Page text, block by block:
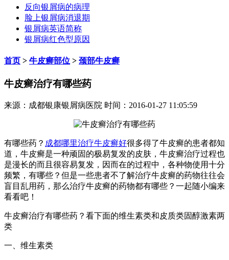
反向银屑病的病理
脸上银屑病消退期
银屑病英语简称
银屑病红色型原因
首页 > 牛皮癣部位 > 颈部牛皮癣
牛皮癣治疗有哪些药
来源：成都银康银屑病医院 时间：2016-01-27 11:05:59
有哪些药？ 成都哪里治疗牛皮癣好很多得了牛皮癣的患者都知
道，牛皮癣是一种顽固的极易复发的皮肤，牛皮癣治疗过程也
是漫长的而且很容易复发，因而在的过程中，各种物使用十分
频繁，有哪些？但是一些患者不了解治疗牛皮癣的药物往往会
盲目乱用药，那么治疗牛皮癣的药物都有哪些？一起随小编来
看看吧！
牛皮癣治疗有哪些药？看下面的维生素类和皮质类固醇激素两
类
一、维生素类